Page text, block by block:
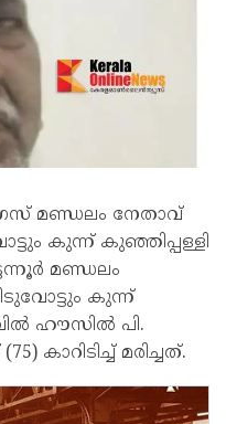
മണ്ഡലം നേതാവ്
കുന്ന് കുഞ്ഞിപ്പള്ളി
മണ്ഡലം
കുന്ന്
ഹൗസിൽ പി.
മരിച്ചത്.